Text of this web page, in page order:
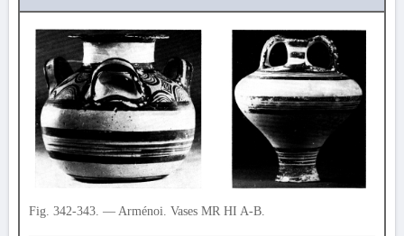
Fig. 342-343. — Arménoi. Vases MR HI A-B.